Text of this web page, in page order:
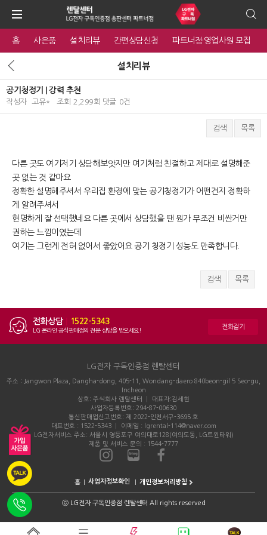
홈 사은품 설치리뷰 간편상담신청 파트너점·영업사원 모집
설치리뷰
공기청정기 | 강력 추천
작성자 고유* 조회 2,299회 댓글 0건
검색 목록
다른 곳도 여기저기 상담해보앗지만 여기처럼 친절하고 제대로 설명해준
곳 없는 것 같아요
정확한 설명해주셔서 우리집 환경에 맞는 공기청정기가 어떤건지 정확하
게 알려주셔서
현명하게 잘 선택했네요 다른 곳에서 상담했을 땐 뭔가 무조건 비싼거만
권하는 느낌이였는데
여기는 그런게 전혀 없어서 좋았어요 공기 청정기 성능도 만족합니다.
검색 목록
전화상담 1522-5343
LG 온라인 공식판매점의 전문 상담을 받으세요! 전화걸기
LG전자 구독인증점 렌탈센터
주소 : Jangwon Plaza, Dangha-dong, 405-11, Wondang-daero 840beon-gil 5 Seo-gu,
Incheon
상호: 주식회사 렌탈센터 │ 대표자:김세현
사업자등록번호: 294-87-00630
통신판매업신고번호: 제 2022-인천서구-3695 호
대표번호 : 1522-5343 │ 이메일 : lgrental-114@naver.com
LG전자서비스 주소: 서울시 영등포구 여의대로128(여의도동, LG트윈타워)
제품 및 서비스 문의 : 1544-7777
홈 개인정보처리방침
ⓒLG전자 구독인증점 렌탈센터 All rights reserved